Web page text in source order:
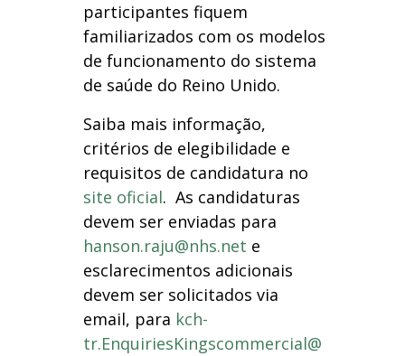
participantes fiquem
familiarizados com os modelos
de funcionamento do sistema
de saúde do Reino Unido.
Saiba mais informação,
critérios de elegibilidade e
requisitos de candidatura no
site oficial. As candidaturas
devem ser enviadas para
hanson.raju@nhs.net e
esclarecimentos adicionais
devem ser solicitados via
email, para kch-
tr.EnquiriesKingscommercial@